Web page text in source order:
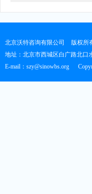
北京沃特咨询有限公司 版权所
地址：北京市西城区白广
E-mail：szy@sinowbs.org